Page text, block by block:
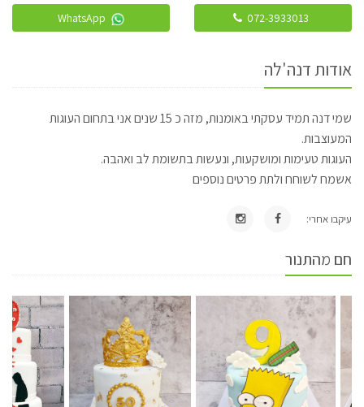
אודות דנה'לה
שמי דנה תמיד עסקתי באומנות, מזה כ 15 שנים אני בתחום העוגות
המעוצבות.
העוגות טעימות ומושקעות, ונעשות בתשומת לב ואהבה.
אשמח לשוחח ולתת פרטים נוספים
עיקבו אחרי:
חם מהתנור